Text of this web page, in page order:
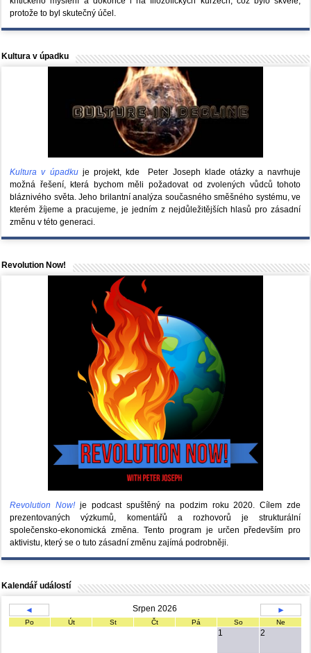
protože to byl skutečný účel.
Kultura v úpadku
Kultura v úpadkuje projekt, kde Peter Joseph klade otázky a navrhuje
možná řešení, která bychom měli požadovat od zvolených vůdců tohoto
bláznivého světa. Jeho brilantní analýza současného směšného systému, ve
kterém žíjeme a pracujeme, je jedním z nejdůležitějších hlasů pro zásadní
změnu v této generaci.
Revolution Now!
Revolution Now! je podcast spuštěný na podzim roku 2020.Cílem zde
prezentovaných výzkumů, komentářů a rozhovorů je strukturální
společensko-ekonomická změna. Tento program je určen především pro
aktivistu, který se o tuto zásadní změnu zajímá podrobněji.
Kalendář událostí
◄ Srpen 2026 ►
Po Út St Čt Pá So Ne
1 2